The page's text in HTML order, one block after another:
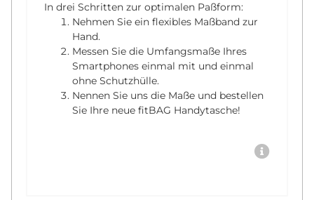
In drei Schritten zur optimalen Paßform:
Nehmen Sie ein flexibles Maßband zur
Hand.
Messen Sie die Umfangsmaße Ihres
Smartphones einmal mit und einmal
ohne Schutzhülle.
Nennen Sie uns die Maße und bestellen
Sie Ihre neue fitBAG Handytasche!